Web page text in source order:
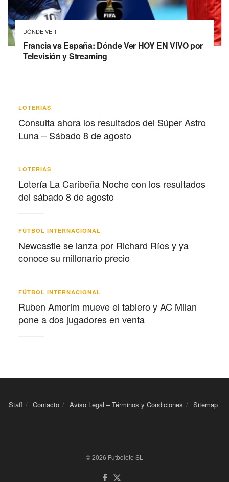
DÓNDE VER
Francia vs España: Dónde Ver HOY EN VIVO por
Televisión y Streaming
LOTERIAS
Consulta ahora los resultados del Súper Astro
Luna – Sábado 8 de agosto
LOTERIAS
Lotería La Caribeña Noche con los resultados
del sábado 8 de agosto
FÚTBOL INTERNACIONAL
Newcastle se lanza por Richard Ríos y ya
conoce su millonario precio
FÚTBOL INTERNACIONAL
Ruben Amorim mueve el tablero y AC Milan
pone a dos jugadores en venta
Staff Contacto Aviso Legal – Términos y Condiciones Sitemap
© 2026 Futbolete SL